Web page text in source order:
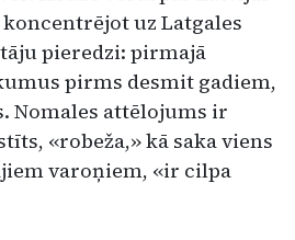
uz Latgales
pieredzi: pirmajā
pirms desmit gadiem,
Nomales attēlojums ir
«robeža,» kā saka viens
varoņiem, «ir cilpa